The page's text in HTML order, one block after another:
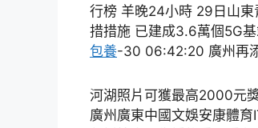
行榜 羊晚24小時 29日山
措措施 已建成3.6萬個5G
包養-30 06:42:20 廣州再
河湖照片可獲最高2000元
廣州廣東中國文娛安康體育